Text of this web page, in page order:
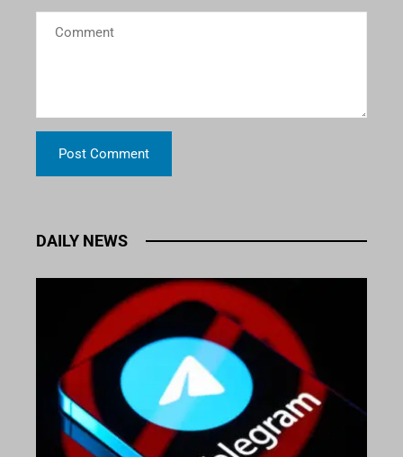
DAILY NEWS